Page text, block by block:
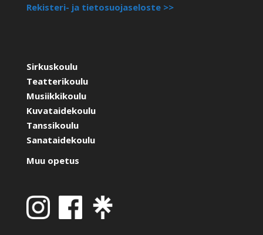
Rekisteri- ja tietosuojaseloste >>
Sirkuskoulu
Teatterikoulu
Musiikkikoulu
Kuvataidekoulu
Tanssikoulu
Sanataidekoulu
Muu opetus